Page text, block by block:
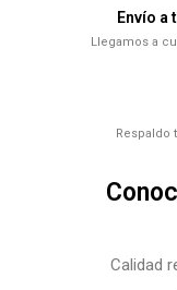
Envío a
Llegamos a
Respaldo
Calidad